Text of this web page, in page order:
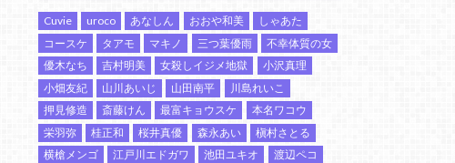
Cuvie uroco あなしん おおや和美
しゃあた
コースケ
タアモ マキノ 三つ葉優雨
不幸体質の女
優木なち
吉村明美 女殺しイジメ地獄
小沢真理
小畑友紀
山川あいじ 山田南平
川島れいこ
押見修造
斎藤けん 最富キョウスケ
本名ワコウ
栄羽弥
桂正和 桜井真優 森永あい
槇村さとる
横槍メンゴ
江戸川エドガワ 池田ユキオ
渡辺ペコ